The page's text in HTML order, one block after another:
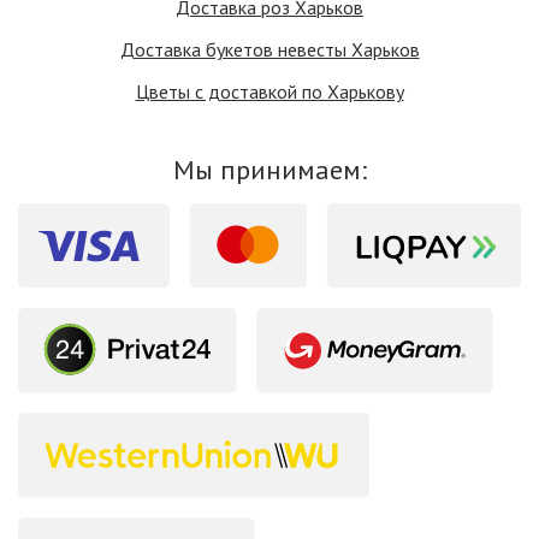
Доставка роз Харьков
Доставка букетов невесты Харьков
Цветы с доставкой по Харькову
Мы принимаем: